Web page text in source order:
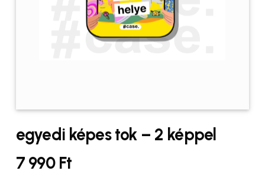
egyedi képes tok – 2 képpel
7 990 Ft
böngészőben a következő
hozzászólásomhoz.